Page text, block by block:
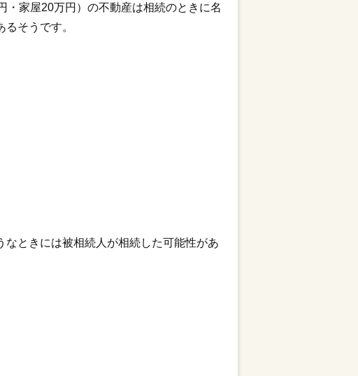
・家屋20万円）の不動産は相続のときに名
そうです。
ときには被相続人が相続した可能性があ